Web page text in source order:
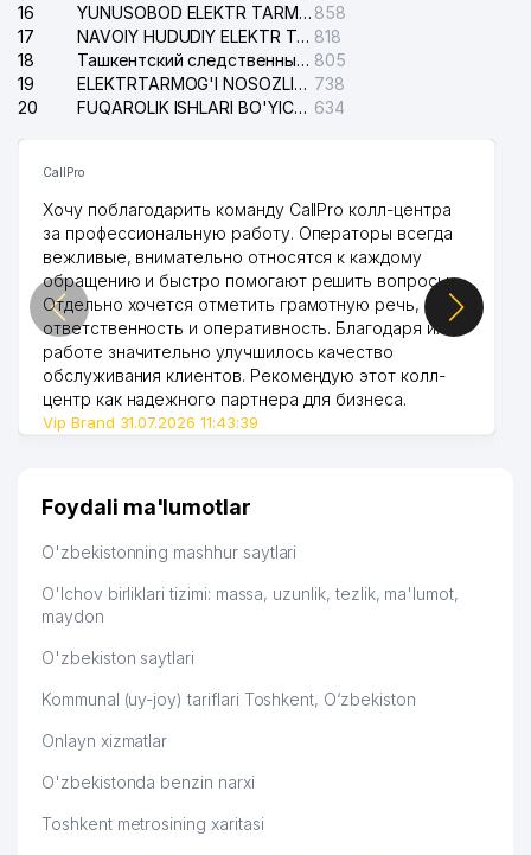
16
YUNUSOBOD ELEKTR TARMOG'I NOSOZLIKLARI XIZMATI 858
17
NAVOIY HUDUDIY ELEKTR TARMOQLARI KORXONASI AJ 818
18
Ташкентский следственный изолятор 805
19
ELEKTRTARMOG'I NOSOZLIKLARINI TO'ZATISH SERGELI XIZMATI 738
20
FUQAROLIK ISHLARI BO'YICHA UCH-TEPA TUMANI SUDI 634
CallPro
Хочу поблагодарить команду CallPro колл-центра
за профессиональную работу. Операторы всегда
вежливые, внимательно относятся к каждому
обращению и быстро помогают решить вопросы.
Отдельно хочется отметить грамотную речь,
ответственность и оперативность. Благодаря их
работе значительно улучшилось качество
обслуживания клиентов. Рекомендую этот колл-
центр как надежного партнера для бизнеса.
Vip Brand 31.07.2026 11:43:39
Foydali ma'lumotlar
O'zbekistonning mashhur saytlari
O'lchov birliklari tizimi: massa, uzunlik, tezlik, ma'lumot,
maydon
O'zbekiston saytlari
Kommunal (uy-joy) tariflari Toshkent, O‘zbekiston
Onlayn xizmatlar
O'zbekistonda benzin narxi
Toshkent metrosining xaritasi